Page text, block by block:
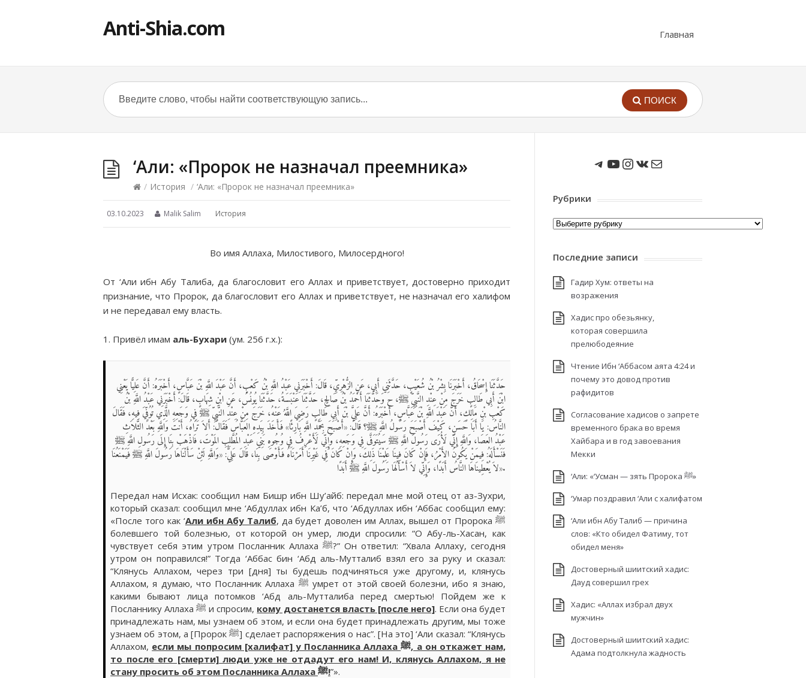
Anti-Shia.com Главная
ПОИСК
‘Али: «Пророк не назначал преемника»
/ История / ‘Али: «Пророк не назначал преемника»
03.10.2023 Malik Salim История
Во имя Аллаха, Милостивого, Милосердного!
От ‘Али ибн Абу Талиба, да благословит его Аллах и приветствует, достоверно приходит
признание, что Пророк, да благословит его Аллах и приветствует, не назначал его халифом
и не передавал ему власть.
1. Привёл имам аль-Бухари (ум. 256 г.х.):
حَدَّثَنَا إِسْحَاقُ، أَخْبَرَنَا بِشْرُ بْنُ شُعَيْبٍ، حَدَّثَنِي أَبِي، عَنِ الزُّهْرِيِّ، قَالَ: أَخْبَرَنِي عَبْدُ اللَّهِ بْنُ كَعْبٍ، أَنَّ عَبْدَ اللَّهِ بْنَ عَبَّاسٍ، أَخْبَرَهُ: أَنَّ عَلِيًّا يَعْنِي
ابْنَ أَبِي طَالِبٍ خَرَجَ مِنْ عِنْدِ النَّبِيِّ ﷺ، ح وَحَدَّثَنَا أَحْمَدُ بْنُ صَالِحٍ، حَدَّثَنَا عَنْبَسَةُ، حَدَّثَنَا يُونُسُ، عَنِ ابْنِ شِهَابٍ، قَالَ: أَخْبَرَنِي عَبْدُ اللَّهِ بْنُ
كَعْبِ بْنِ مَالِكٍ، أَنَّ عَبْدَ اللَّهِ بْنَ عَبَّاسٍ، أَخْبَرَهُ: أَنَّ عَلِيَّ بْنَ أَبِي طَالِبٍ رَضِيَ اللَّهُ عَنْهُ، خَرَجَ مِنْ عِنْدِ النَّبِيِّ ﷺ فِي وَجَعِهِ الَّذِي تُوُفِّيَ فِيهِ، فَقَالَ
النَّاسُ: يَا أَبَا حَسَنٍ، كَيْفَ أَصْبَحَ رَسُولُ اللَّهِ ﷺ؟ قَالَ: «أَصْبَحَ بِحَمْدِ اللَّهِ بَارِئًا» فَأَخَذَ بِيَدِهِ العَبَّاسُ فَقَالَ: أَلاَ تَرَاهُ، أَنْتَ وَاللَّهِ بَعْدَ الثَّلاَثِ
عَبْدُ العَصَا، وَاللَّهِ إِنِّي لَأُرَى رَسُولَ اللَّهِ ﷺ سَيُتَوَفَّى فِي وَجَعِهِ، وَإِنِّي لَأَعْرِفُ فِي وُجُوهِ بَنِي عَبْدِ المُطَّلِبِ المَوْتَ، فَاذْهَبْ بِنَا إِلَى رَسُولِ اللَّهِ ﷺ
فَنَسْأَلَهُ: فِيمَنْ يَكُونُ الأَمْرُ، فَإِنْ كَانَ فِينَا عَلِمْنَا ذَلِكَ، وَإِنْ كَانَ فِي غَيْرِنَا أَمَرْنَاهُ فَأَوْصَى بِنَا، قَالَ عَلِيٌّ: «وَاللَّهِ لَئِنْ سَأَلْنَاهَا رَسُولَ اللَّهِ ﷺ فَيَمْنَعُنَا
لاَ يُعْطِينَاهَا النَّاسُ أَبَدًا، وَإِنِّي لاَ أَسْأَلُهَا رَسُولَ اللَّهِ ﷺ أَبَدًا».
Передал нам Исхак: сообщил нам Бишр ибн Шу’айб: передал мне мой отец от аз-Зухри,
который сказал: сообщил мне ‘Абдуллах ибн Ка’б, что ‘Абдуллах ибн ‘Аббас сообщил ему:
«После того как ‘Али ибн Абу Талиб, да будет доволен им Аллах, вышел от Пророка ﷺ
болевшего той болезнью, от которой он умер, люди спросили: “О Абу-ль-Хасан, как
чувствует себя этим утром Посланник Аллаха ﷺ?” Он ответил: “Хвала Аллаху, сегодня
утром он поправился!” Тогда ‘Аббас бин ‘Абд аль-Мутталиб взял его за руку и сказал:
“Клянусь Аллахом, через три [дня] ты будешь подчиняться уже другому, и, клянусь
Аллахом, я думаю, что Посланник Аллаха ﷺ умрет от этой своей болезни, ибо я знаю,
какими бывают лица потомков ‘Абд аль-Мутталиба перед смертью! Пойдем же к
Посланнику Аллаха ﷺ и спросим, кому достанется власть [после него]. Если она будет
принадлежать нам, мы узнаем об этом, и если она будет принадлежать другим, мы тоже
узнаем об этом, а [Пророк ﷺ] сделает распоряжения о нас”. [На это] ‘Али сказал: “Клянусь
Аллахом, если мы попросим [халифат] у Посланника Аллаха ﷺ, а он откажет нам,
то после его [смерти] люди уже не отдадут его нам! И, клянусь Аллахом, я не
стану просить об этом Посланника Аллаха ﷺ!”».
Мы в Telegram
Мы на Youtube
Instagram
ВКонтакте
Почта
Рубрики
Рубрики
Последние записи
Гадир Хум: ответы на
возражения
Хадис про обезьянку,
которая совершила
прелюбодеяние
Чтение Ибн ‘Аббасом аята 4:24 и
почему это довод против
рафидитов
Согласование хадисов о запрете
временного брака во время
Хайбара и в год завоевания
Мекки
‘Али: «‘Усман — зять Пророка ﷺ»
‘Умар поздравил ‘Али с халифатом
‘Али ибн Абу Талиб — причина
слов: «Кто обидел Фатиму, тот
обидел меня»
Достоверный шиитский хадис:
Дауд совершил грех
Хадис: «Аллах избрал двух
мужчин»
Достоверный шиитский хадис:
Адама подтолкнула жадность